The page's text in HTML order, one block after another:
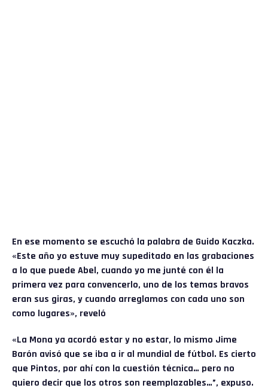
En ese momento se escuchó la palabra de Guido Kaczka.
«Este año yo estuve muy supeditado en las grabaciones
a lo que puede Abel, cuando yo me junté con él la
primera vez para convencerlo, uno de los temas bravos
eran sus giras, y cuando arreglamos con cada uno son
como lugares», reveló
«La Mona ya acordó estar y no estar, lo mismo Jime
Barón avisó que se iba a ir al mundial de fútbol. Es cierto
que Pintos, por ahí con la cuestión técnica… pero no
quiero decir que los otros son reemplazables…”, expuso.